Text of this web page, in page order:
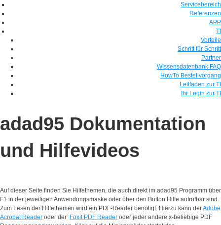
Servicebereich
Referenzen
APP
TI
Vorteile
Schritt für Schritt
Partner
Wissensdatenbank FAQ
HowTo Bestellvorgang
Leitfaden zur TI
Ihr Login zur TI
adad95 Dokumentation
und Hilfevideos
Auf dieser Seite finden Sie Hilfethemen, die auch direkt im adad95 Programm über
F1 in der jeweiligen Anwendungsmaske oder über den Button Hilfe aufrufbar sind.
Zum Lesen der Hilfethemen wird ein PDF-Reader benötigt. Hierzu kann derAdobe
Acrobat Reader oder der Foxit PDF Reader oder jeder andere x-beliebige PDF